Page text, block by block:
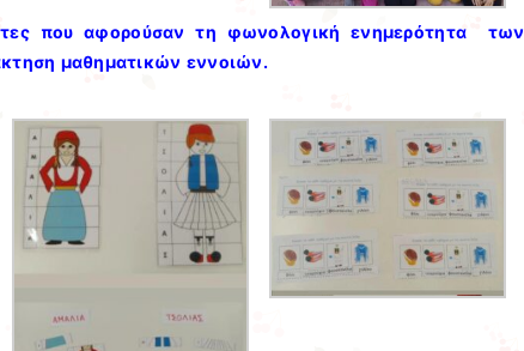
που αφορούσαν τη φωνολογική ενημερότητα των
μαθηματικών εννοιών.